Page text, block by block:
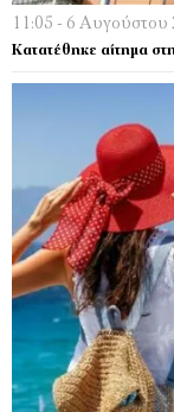
11:05 - 6 Αυγούστου
Κατατέθηκε αίτημα